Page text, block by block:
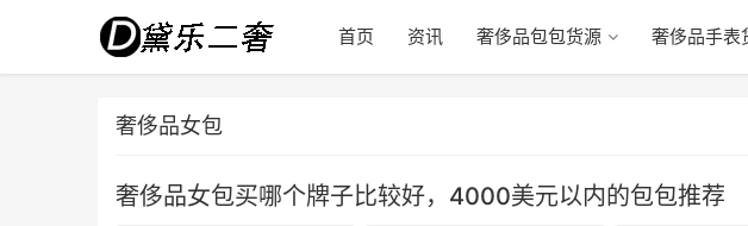
首页 资讯 奢侈品包包货源 奢侈品手表
奢侈品女包
奢侈品女包买哪个牌子比较好，4000美元以内的包包推荐